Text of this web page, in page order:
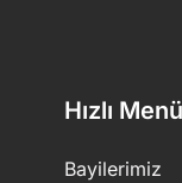
Hızlı
Bayilerimiz